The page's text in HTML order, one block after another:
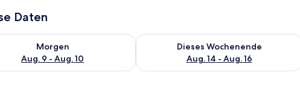
Daten
8 - Aug. 9.
Morgen
Aug. 9 - Aug. 10
die Verfügbarkeit für morgen, Aug. 9 - Aug. 10.
Dieses Wochenende
Aug. 14 - Aug. 16
Überprüfe die Verfügbarkeit für